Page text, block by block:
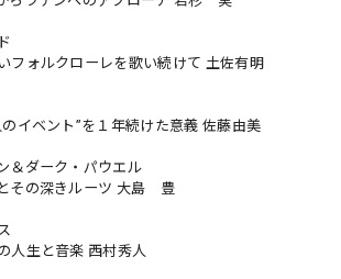
フォルクローレを歌い続けて 土佐有明
イベント”を１年続けた意義 佐藤由美
＆ダーク・パウエル
その深きルーツ 大島 豊
人生と音楽 西村秀人